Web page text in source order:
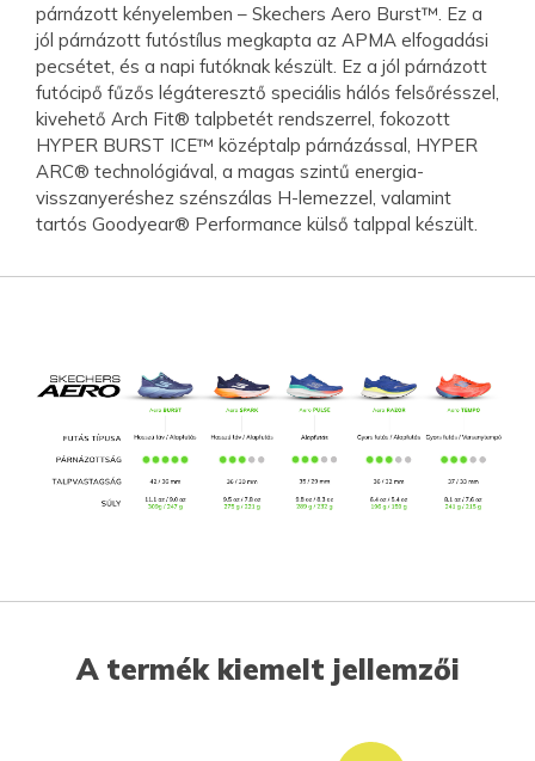
párnázott kényelemben – Skechers Aero Burst™. Ez a
jól párnázott futóstílus megkapta az APMA elfogadási
pecsétet, és a napi futóknak készült. Ez a jól párnázott
futócipő fűzős légáteresztő speciális hálós felsőrésszel,
kivehető Arch Fit® talpbetét rendszerrel, fokozott
HYPER BURST ICE™ középtalp párnázással, HYPER
ARC® technológiával, a magas szintű energia-
visszanyeréshez szénszálas H-lemezzel, valamint
tartós Goodyear® Performance külső talppal készült.
A termék kiemelt jellemzői